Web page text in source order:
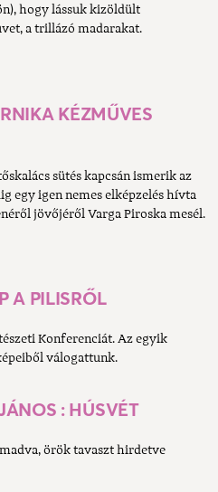
hogy lássuk kizöldült
a trillázó madarakat.
KÉZMŰVES
sütés kapcsán ismerik az
egy igen nemes elképzelés hívta
jövőjéről Varga Piroska mesél.
A PILISRŐL
Konferenciát. Az egyik
válogattunk.
: HÚSVÉT
örök tavaszt hirdetve